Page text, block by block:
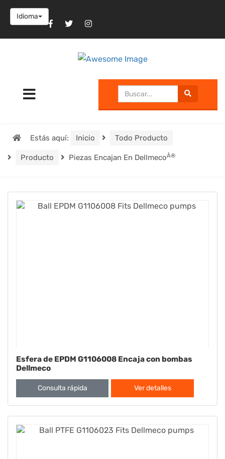
Idioma
Estás aquí: Inicio Todo Producto
Producto Piezas Encajan En DellmecoÂ®
Esfera de EPDM G1106008 Encaja con bombas
Dellmeco
Consulta rápida Ver detalles